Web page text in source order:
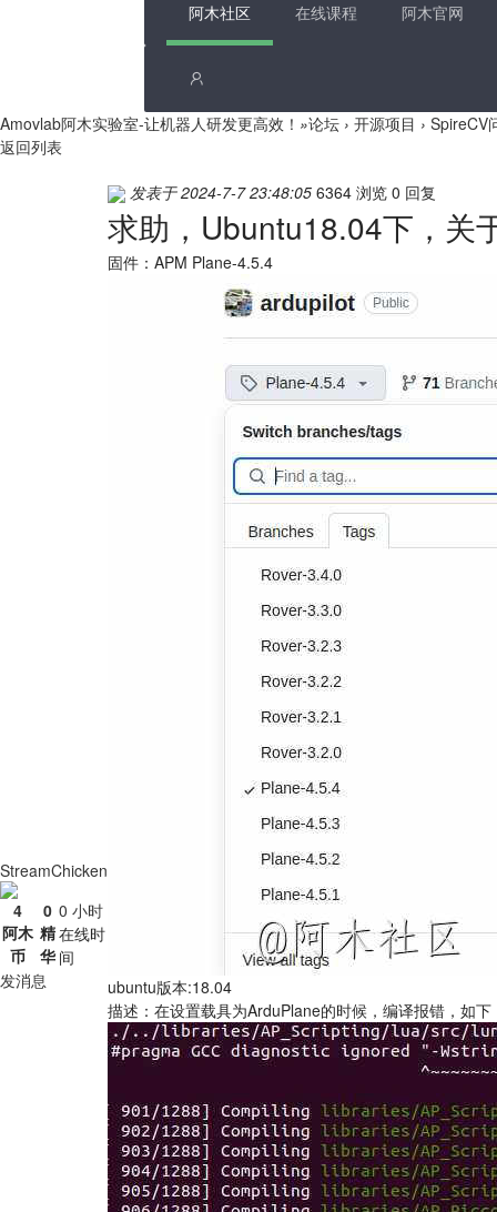
阿木社区 在线课程 阿木官网
Amovlab阿木实验室-让机器人研发更高效！ »论坛 › 开源项目 › SpireCV
返回列表
StreamChicken
4
阿木
币
0
精
华
0 小时
在线时
间
发消息
发表于 2024-7-7 23:48:05 6364 浏览 0 回复
求助，Ubuntu18.04下，关
固件：APM Plane-4.5.4
ubuntu版本:18.04
描述：在设置载具为ArduPlane的时候，编译报错，如下